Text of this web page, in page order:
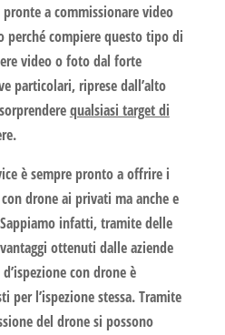
a commissionarevideo
perché compiere questo tipo di
videoofotodal forte
particolari, riprese dall’alto
qualsiasi target di
è sempre pronto a offrire i
drone ai privati ma anche e
infatti, tramite delle
ottenuti dalle aziende
con drone è
per l’ispezione stessa. Tramite
del drone si possono